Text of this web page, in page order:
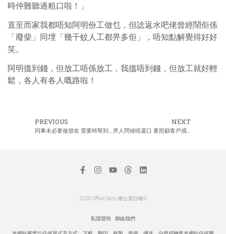
時仲難聽過粗口啦！」
直至而家我都唔知阿明份工做乜，但諗返水吧佬曾經鬧佢係
「廢柴」同埋「幾千蚊人工都畀多佢」，唔知點解覺得好好
笑。
阿明搵到錢，但放工唔係放工，我搵唔到錢，但放工就好輕
鬆，各人有各人嘅路啦！
PREVIOUS NEXT
畀人問候唔還口 要照顧客戶感受
2026 Office Daily 辦公室日報©
私隱聲明 聯絡我們